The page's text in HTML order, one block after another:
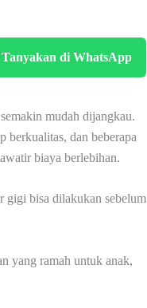
Tanyakan di WhatsApp
mudah dijangkau.
dan beberapa
biaya berlebihan.
gigi bisa dilakukan sebelum
yang ramah untuk anak,